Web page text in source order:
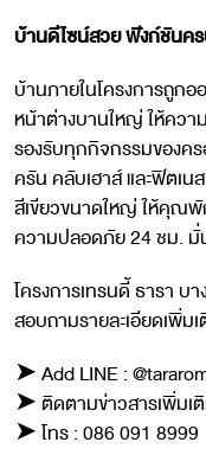
บ้านดีไซน์สวย ฟังก์ชันค
บ้านภายในโครงการถูกอ
หน้าต่างบานใหญ่ ให้คว
รองรับทุกกิจกรรมของค
ครัน คลับเฮาส์ และฟิตเ
สีเขียวขนาดใหญ่ ให้คุณ
ความปลอดภัย 24 ชม. มั่
โครงการเทรนดี้ ธารา บ
สอบถามรายละเอียดเพิ่ม
➤ Add LINE :
➤ ติดตามข่าวสารเพิ่มเ
➤ โทร : 086 091 8999